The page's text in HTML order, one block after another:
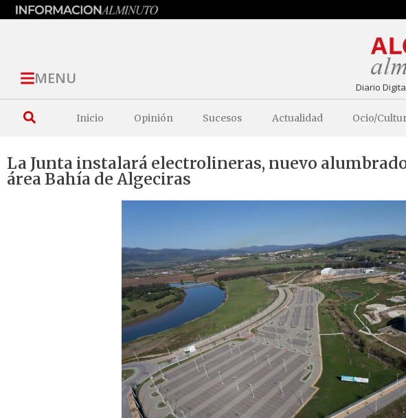
MENU Diario
Inicio Opinión Sucesos Actualidad Ocio/
La Junta instalará electrolineras, nuevo
área Bahía de Algeciras